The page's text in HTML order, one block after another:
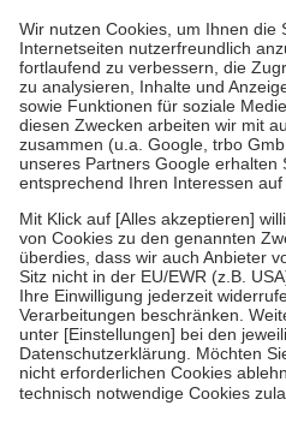
höchstens zehn Euro.
Es sind
Kosten der Leistung zu entrichten.
Diese Regeln gelten grundsätzlich
Bei Heilmitteln und häuslicher
Zuzahlung zehn Prozent der
Verordnung.
Um das Engagement der
stärken und die besondere
fallenkeine Zuzahlungenan bei:
• Kindern und Jugendlichen bis
mit Ausnahme der Fahrkosten
• Untersuchungen zur Vorsorge
GKV getragen werden
• empfohlenen Schutzimpfungen
• Harn- und Blutteststreifen